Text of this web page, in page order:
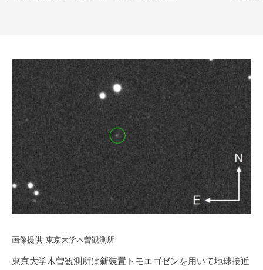
画像提供: 東京大学木曽観測所
東京大学木曽観測所は新装置トモエゴゼンを用いて地球接近